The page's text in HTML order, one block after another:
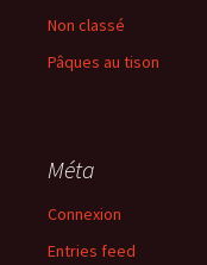
Non classé
Pâques au tison
Méta
Connexion
Entries feed